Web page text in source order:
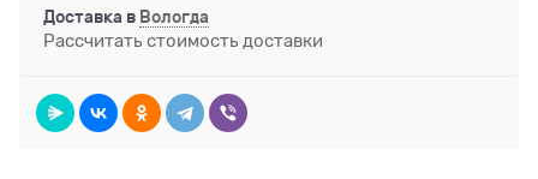
Доставка в Вологда
Рассчитать стоимость доставки